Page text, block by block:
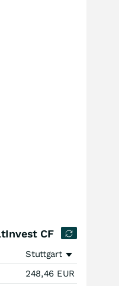
CF
Stuttgart
248,46 EUR